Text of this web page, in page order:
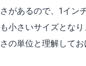
さがあるので、1イン
も小さいサイズとな
さの単位と理解してお